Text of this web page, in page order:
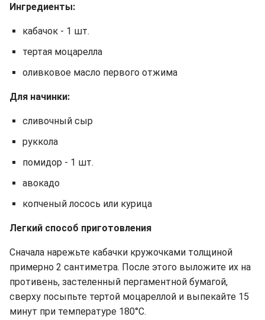
Ингредиенты:
кабачок - 1 шт.
тертая моцарелла
оливковое масло первого отжима
Для начинки:
сливочный сыр
руккола
помидор - 1 шт.
авокадо
копченый лосось или курица
Легкий способ приготовления
Сначала нарежьте кабачки кружочками толщиной
примерно 2 сантиметра. После этого выложите их на
противень, застеленный пергаментной бумагой,
сверху посыпьте тертой моцареллой и выпекайте 15
минут при температуре 180°C.